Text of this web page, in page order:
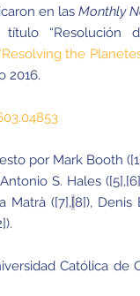
en lasMonthly
“Resolución
the
2016.
por Mark Booth
S. Hales
Matrà ([7],[8]), Denis
Católica de